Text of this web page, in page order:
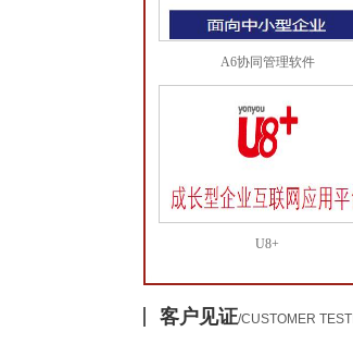
A6协同管理软件
U8+
客户见证/CUSTOMER